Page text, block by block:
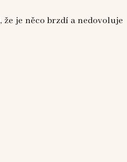
je něco brzdí a nedovoluje